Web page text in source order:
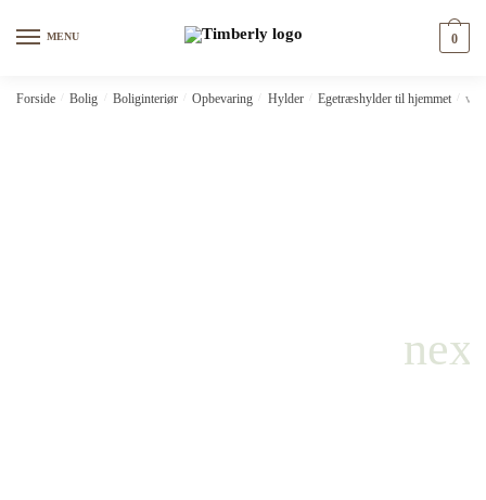
MENU 0
Forside Bolig Boliginteriør Opbevaring Hylder Egetræshylder til hjemmet